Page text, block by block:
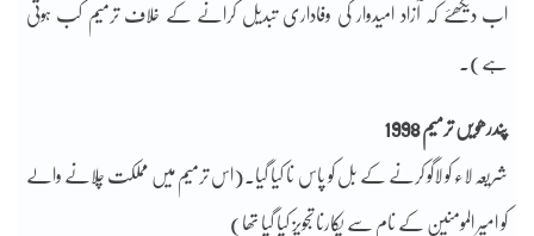
اب دیکھئے کہ آزاد امیدوار کی وفاداری تبدیل کرانے کے خلاف ترمیم کب ہوتی
ہے)۔
پندرھویں ترمیم 1998
شریعہ لاء کو لاگو کرنے کے بل کو پاس نا کیا گیا۔(اس ترمیم میں مملکت چلانے والے
کو امیر المومنین کے نام سے پکارنا تجویز کیا گیا تھا)